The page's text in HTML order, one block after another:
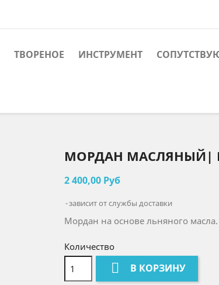
ТВОРЕНОЕ ИНСТРУМЕНТ
МОРДАН МАСЛЯНЫЙ|
2 400,00 Руб
зависит от службы доставки
Мордан на основе льняного масла.
Количество
 В КОРЗИНУ